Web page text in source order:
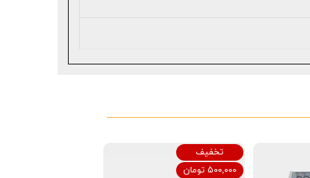
تخفیف
۵۰۰,۰۰۰ تومان